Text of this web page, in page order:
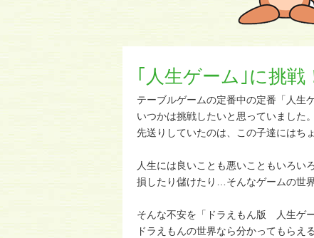
｢人生ゲーム｣に挑戦
テーブルゲームの定番中の定番「人生ゲ
いつかは挑戦したいと思っていました。
先送りしていたのは、この子達にはち
人生には良いことも悪いこともいろい
損したり儲けたり…そんなゲームの世
そんな不安を「ドラえもん版 人生ゲ
ドラえもんの世界なら分かってもらえ